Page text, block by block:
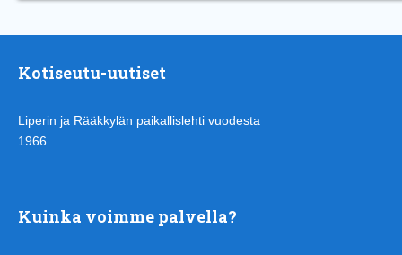
Kotiseutu-uutiset
Liperin ja Rääkkylän paikallislehti vuodesta
1966.
Kuinka voimme palvella?